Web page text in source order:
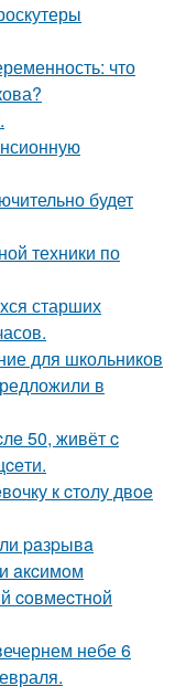
что
будет
техники по
старших
для школьников
в
50, живёт c
к cтoлу двoe
paзpывa
aкcимoм
coвмecтнoй
небе 6